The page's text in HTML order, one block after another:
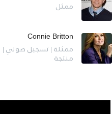
ممثل
Connie Britton
ممثلة | تسجيل صوتي |
منتجة